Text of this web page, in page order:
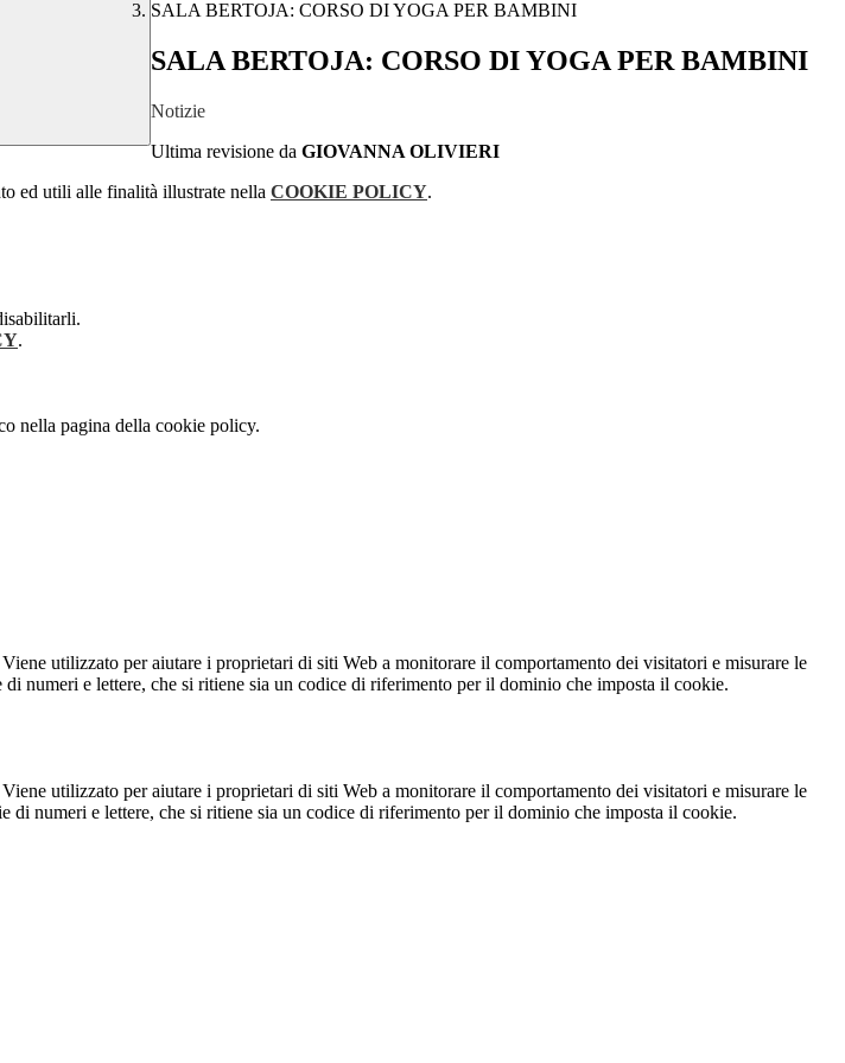
SALA BERTOJA: CORSO DI YOGA PER BAMBINI
SALA BERTOJA: CORSO DI YOGA PER BAMBINI
Notizie
Ultima revisione da GIOVANNA OLIVIERI
ed utili alle finalità illustrate nella COOKIE POLICY.
.
nella pagina della cookie policy.
utilizzato per aiutare i proprietari di siti Web a monitorare il comportamento dei visitatori e misurare le
numeri e lettere, che si ritiene sia un codice di riferimento per il dominio che imposta il cookie.
utilizzato per aiutare i proprietari di siti Web a monitorare il comportamento dei visitatori e misurare le
numeri e lettere, che si ritiene sia un codice di riferimento per il dominio che imposta il cookie.